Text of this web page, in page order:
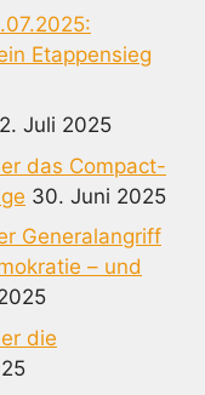
Etappensieg
2. Juli 2025
das Compact-
30. Juni 2025
Generalangriff
– und
die